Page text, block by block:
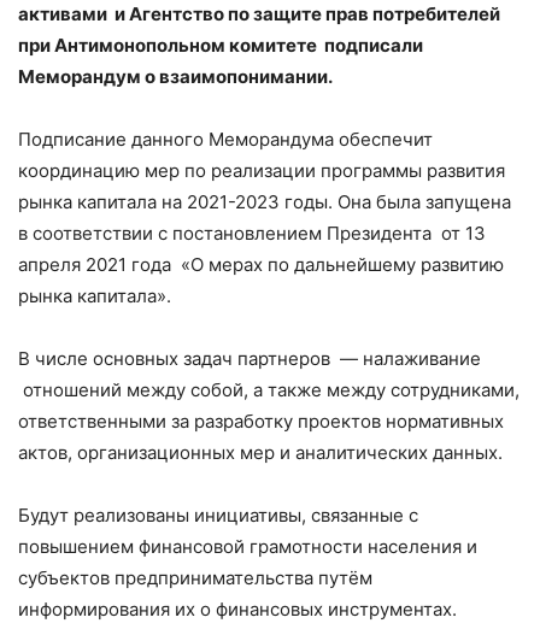
активами и Агентство по защите прав потребителей
при Антимонопольном комитете подписали
Меморандум о взаимопонимании.
Подписание данного Меморандума обеспечит
координацию мер по реализации программы развития
рынка капитала на 2021-2023 годы. Она была запущена
в соответствии с постановлением Президента от 13
апреля 2021 года «О мерах по дальнейшему развитию
рынка капитала».
В числе основных задач партнеров — налаживание
отношений между собой, а также между сотрудниками,
ответственными за разработку проектов нормативных
актов, организационных мер и аналитических данных.
Будут реализованы инициативы, связанные с
повышением финансовой грамотности населения и
субъектов предпринимательства путём
информирования их о финансовых инструментах.